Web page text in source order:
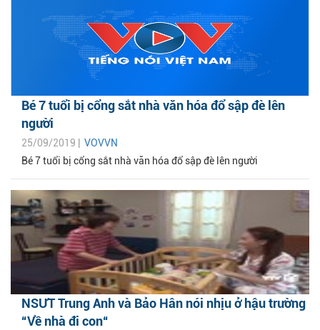
Bé 7 tuổi bị cổng sắt nhà văn hóa đổ sập đè lên
người
25/09/2019 | VOVVN
Bé 7 tuổi bị cổng sắt nhà văn hóa đổ sập đè lên người
NSƯT Trung Anh và Bảo Hân nói nhịu ở hậu trường
“Về nhà đi con“